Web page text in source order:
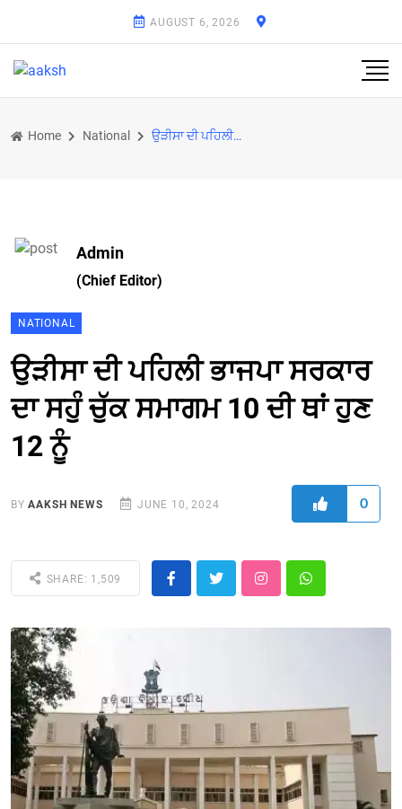
AUGUST 6, 2026
Home National ਉੜੀਸਾ ਦੀ ਪਹਿਲੀ ਭਾਜਪਾ ਸਰਕਾਰ ਦਾ ਸਹੁੰ ਚੁੱਕ ਸਮਾਗਮ 10 ਦੀ ਥਾਂ ਹੁਣ 12 ਨੂੰ
Admin
(Chief Editor)
NATIONAL
ਉੜੀਸਾ ਦੀ ਪਹਿਲੀ ਭਾਜਪਾ ਸਰਕਾਰ
ਦਾ ਸਹੁੰ ਚੁੱਕ ਸਮਾਗਮ 10 ਦੀ ਥਾਂ ਹੁਣ
12 ਨੂੰ
BYAAKSH NEWS JUNE 10, 2024 0
SHARE: 1,509